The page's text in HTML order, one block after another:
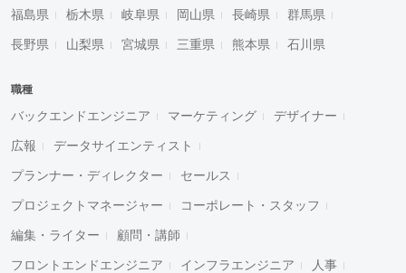
福島県 栃木県 岐阜県 岡山県 長崎県 群馬県
長野県 山梨県 宮城県 三重県 熊本県 石川県
職種
バックエンドエンジニア マーケティング デザイナー
広報 データサイエンティスト
プランナー・ディレクター セールス
プロジェクトマネージャー コーポレート・スタッフ
編集・ライター 顧問・講師
フロントエンドエンジニア インフラエンジニア 人事